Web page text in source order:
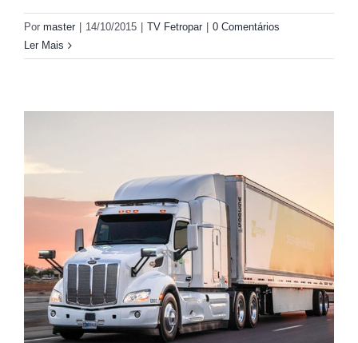
Por master 14/10/2015 TV Fetropar
0 Comentários
Ler Mais